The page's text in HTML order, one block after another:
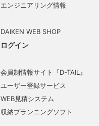
エンジニアリング情報
DAIKEN WEB SHOP
ログイン
会員制情報サイト『D-TAIL』
ユーザー登録サービス
WEB見積システム
収納プランニングソフト